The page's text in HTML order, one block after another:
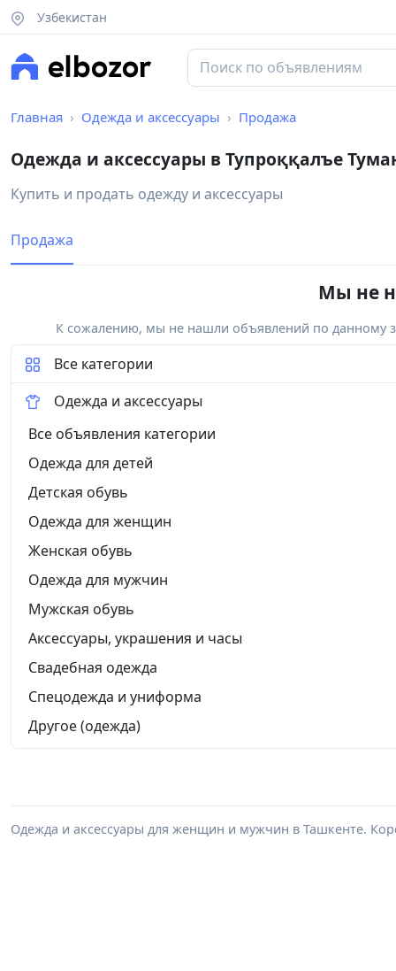
Узбекистан
Главная Одежда и аксессуары Продажа
Одежда и аксессуары в Тупроққалъе
Купить и продать одежду и аксессуары
Продажа
Мы не
К сожалению, мы не нашли объявлений по данному
Все категории
Одежда и аксессуары
Все объявления категории
Одежда для детей
Детская обувь
Одежда для женщин
Женская обувь
Одежда для мужчин
Мужская обувь
Аксессуары, украшения и часы
Свадебная одежда
Спецодежда и униформа
Другое (одежда)
Одежда и аксессуары для женщин и мужчин в Ташкенте.